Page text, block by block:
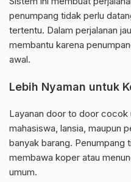
penumpang tidak perlu
tertentu. Dalam perjalanan
membantu karena
awal.
Lebih Nyaman untuk
Layanan door to door cocok
mahasiswa, lansia, maupun
banyak barang. Penumpang
membawa koper atau
umum.